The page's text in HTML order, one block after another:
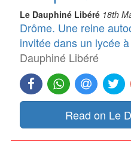
Le Dauphiné Libéré 18th
Drôme. Une reine
invitée dans un lycée
Dauphiné Libéré
Read on Le